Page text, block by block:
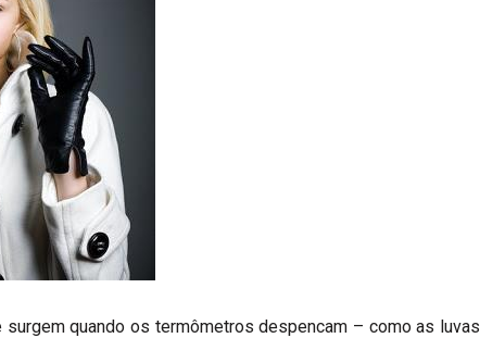
quando os termômetros despencam – como as luvas